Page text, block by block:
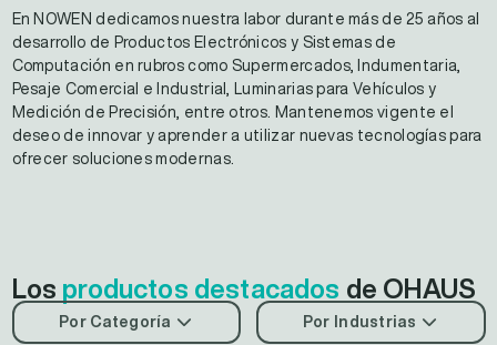
En NOWEN dedicamos nuestra labor durante más de 25 años al
desarrollo de Productos Electrónicos y Sistemas de
Computación en rubros como Supermercados, Indumentaria,
Pesaje Comercial e Industrial, Luminarias para Vehículos y
Medición de Precisión, entre otros. Mantenemos vigente el
deseo de innovar y aprender a utilizar nuevas tecnologías para
ofrecer soluciones modernas.
Los productos destacados de OHAUS
Por Categoría Por Industrias